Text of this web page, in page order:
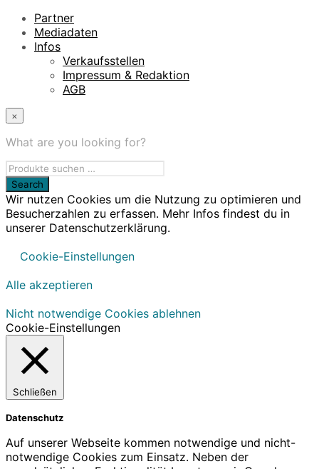
Partner
Mediadaten
Infos
Verkaufsstellen
Impressum & Redaktion
AGB
×
What are you looking for?
Wir nutzen Cookies um die Nutzung zu optimieren und
Besucherzahlen zu erfassen. Mehr Infos findest du in
unserer Datenschutzerklärung.
Cookie-Einstellungen
Alle akzeptieren
Nicht notwendige Cookies ablehnen
Cookie-Einstellungen
Schließen
Datenschutz
Auf unserer Webseite kommen notwendige und nicht-
notwendige Cookies zum Einsatz. Neben der